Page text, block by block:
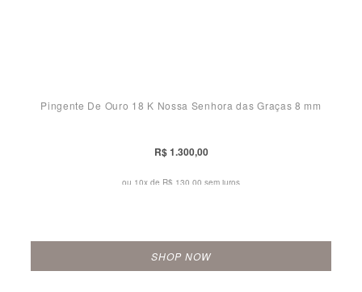
Pingente De Ouro 18 K Nossa Senhora das Graças 8 mm
R$ 1.300,00
ou 10x de R$ 130,00 sem juros
SHOP NOW